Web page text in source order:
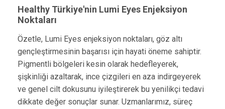
Healthy Türkiye'nin Lumi Eyes Enjeksiyon
Noktaları
Özetle, Lumi Eyes enjeksiyon noktaları, göz altı
gençleştirmesinin başarısı için hayati öneme sahiptir.
Pigmentli bölgeleri kesin olarak hedefleyerek,
şişkinliği azaltarak, ince çizgileri en aza indirgeyerek
ve genel cilt dokusunu iyileştirerek bu yenilikçi tedavi
dikkate değer sonuçlar sunar. Uzmanlarımız, süreç